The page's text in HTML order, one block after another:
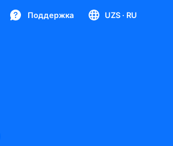
Поддержка UZS · RU